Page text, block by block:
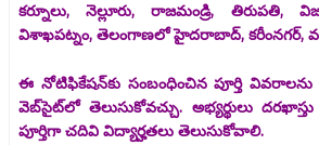
కర్నూలు, నెల్లూరు, రాజమండ్రి, తిరుపతి,
విశాఖపట్నం, తెలంగాణలో హైదరాబాద్, కరీంనగర్,
ఈ నోటిఫికేషన్‌కు సంబంధించిన పూర్తి వివరాలను
వెబ్‌సైట్‌లో తెలుసుకోవచ్చు. అభ్యర్థులు
పూర్తిగా చదివి విద్యార్హతలు తెలుసుకోవాలి.